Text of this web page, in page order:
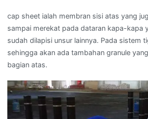
cap sheet ialah membran sisi atas yang
sampai merekat pada dataran kapa-kapa
sudah dilapisi unsur lainnya. Pada sistem
sehingga akan ada tambahan granule
bagian atas.